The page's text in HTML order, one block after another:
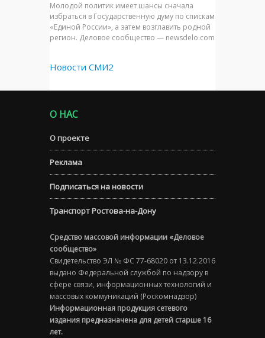
Молодой политик имеет шансы сначала
избраться в Государственную думу по спискам
«Единой России», а затем возглавить родной
регион. Деловое сообщество — newsdelo.com
Новости СМИ2
О НАС
О проекте
Реклама
Подписаться на новости
Транспорт Ростова-на-Дону
Средство массовой информации «Деловое
сообщество»
Свидетельство ЭЛ № ФС 77-68020 от 13.12.2016
выдано Федеральной службой по надзору в
сфере связи, информационных технологий и
массовых коммуникаций (Роскомнадзор)
Информационная продукция сетевого
издания предназначена для детей старше 16
лет.